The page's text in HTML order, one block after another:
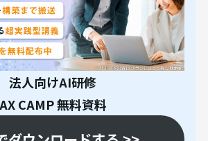
法人向けAI研修
AX CAMP 無料資料